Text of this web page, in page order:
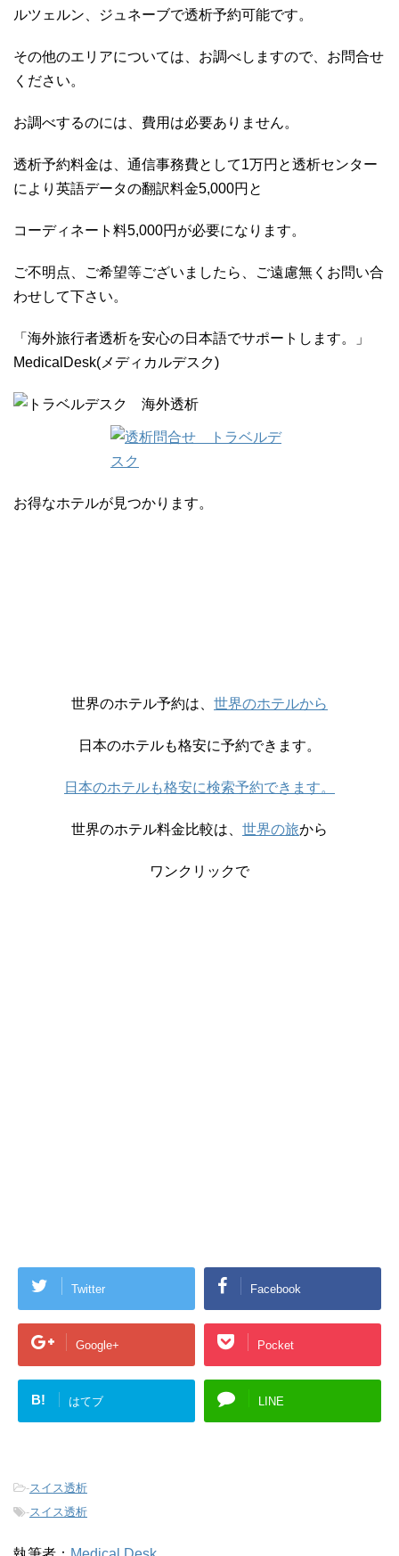
ルツェルン、ジュネーブで透析予約可能です。
その他のエリアについては、お調べしますので、お問合せ
ください。
お調べするのには、費用は必要ありません。
透析予約料金は、通信事務費として1万円と透析センター
により英語データの翻訳料金5,000円と
コーディネート料5,000円が必要になります。
ご不明点、ご希望等ございましたら、ご遠慮無くお問い合
わせして下さい。
「海外旅行者透析を安心の日本語でサポートします。」
MedicalDesk(メディカルデスク)
お得なホテルが見つかります。
世界のホテル予約は、 世界のホテルから
日本のホテルも格安に予約できます。
日本のホテルも格安に検索予約できます。
世界のホテル料金比較は、 世界の旅から
ワンクリックで
Twitter Facebook
Google+ Pocket
B! はてブ LINE
-スイス透析
-スイス透析